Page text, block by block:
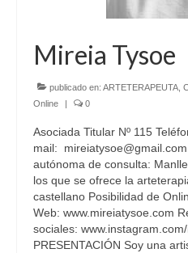
Mireia Tysoe
publicado en: ARTETERAPEUTA
Online
0
Asociada Titular Nº 115
mail:
autónoma de consulta:
los que se ofrece la
castellano Posibilidad de
Web: www.mireiatysoe.com
sociales:
PRESENTACIÓN Soy una